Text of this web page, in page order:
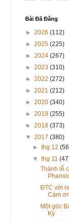
Bài Đã Đăng
► 2026 (112)
► 2025 (225)
► 2024 (267)
► 2023 (310)
► 2022 (272)
► 2021 (212)
► 2020 (340)
► 2019 (255)
► 2018 (373)
▼ 2017 (380)
►thg 12
▼thg 11
Thánh lễ
ĐTC với
Cảm
Một góc
Kỳ